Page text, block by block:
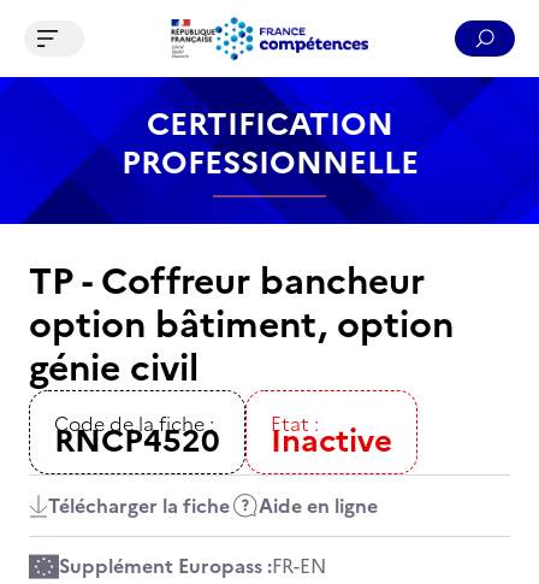
Contenu Recherche Menu Pied de page
Ouvrir le menu de navigation
CERTIFICATION
PROFESSIONNELLE
TP - Coffreur bancheur
option bâtiment, option
génie civil
Code de la fiche :
RNCP4520 Etat :
Inactive
Télécharger la fiche Aide en ligne
Supplément Europass :FR-EN